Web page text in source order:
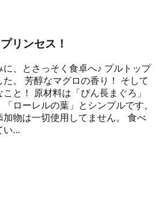
リンセス！
、とさっそく食卓へ♪ プルトップ
。 芳醇なマグロの香り！ そして
と！ 原材料は「びん長まぐろ」
「ローレルの葉」とシンプルです。
物は一切使用してません。 食べ
い...